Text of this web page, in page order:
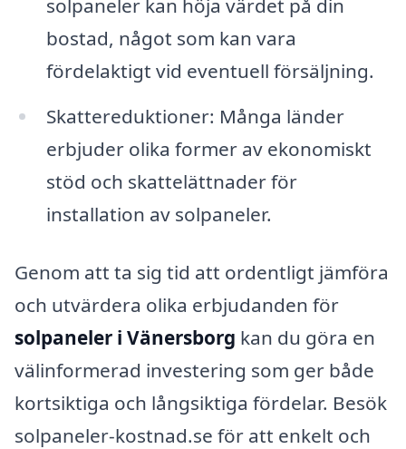
solpaneler kan höja värdet på din
bostad, något som kan vara
fördelaktigt vid eventuell försäljning.
Skattereduktioner: Många länder
erbjuder olika former av ekonomiskt
stöd och skattelättnader för
installation av solpaneler.
Genom att ta sig tid att ordentligt jämföra
och utvärdera olika erbjudanden för
solpaneler i Vänersborg kan du göra en
välinformerad investering som ger både
kortsiktiga och långsiktiga fördelar. Besök
solpaneler-kostnad.se för att enkelt och